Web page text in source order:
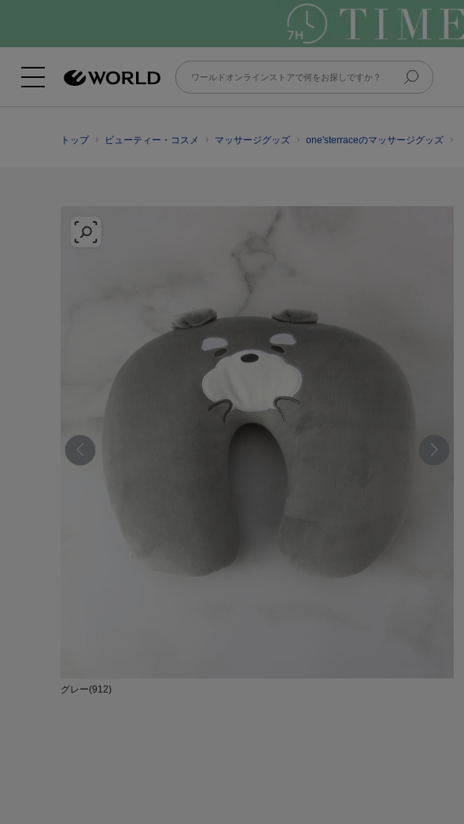
トップ ビューティー・コスメ マッサージグッズ one'sterraceのマッサージグッズ
グレー(912)